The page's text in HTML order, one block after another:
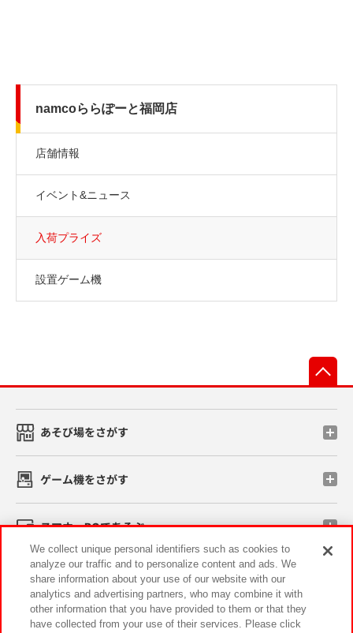
namcoららぽーと福岡店
店舗情報
イベント&ニュース
入荷プライズ
設置ゲーム機
あそび場をさがす
ゲーム機をさがす
スマホ・PCであそぶ
イベント・キャンペーン
We collect unique personal identifiers such as cookies to
analyze our traffic and to personalize content and ads. We
share information about your use of our website with our
analytics and advertising partners, who may combine it with
other information that you have provided to them or that they
have collected from your use of their services. Please click